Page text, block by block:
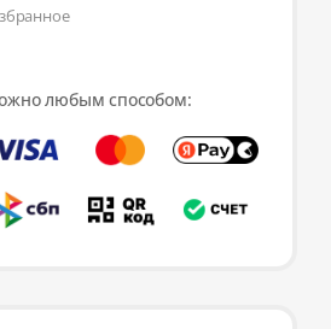
любым способом: